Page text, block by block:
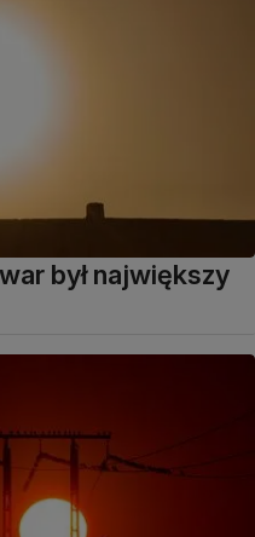
był największy